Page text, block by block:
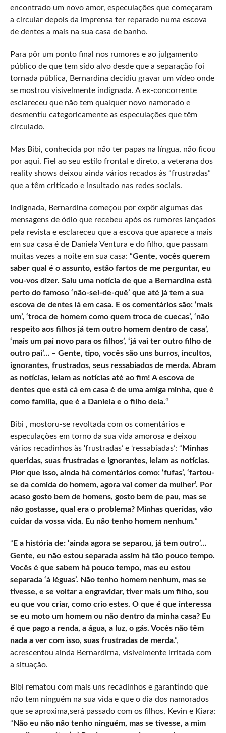
encontrado um novo amor, especulações que começaram
a circular depois da imprensa ter reparado numa escova
de dentes a mais na sua casa de banho.
Para pôr um ponto final nos rumores e ao julgamento
público de que tem sido alvo desde que a separação foi
tornada pública, Bernardina decidiu gravar um vídeo onde
se mostrou visivelmente indignada. A ex-concorrente
esclareceu que não tem qualquer novo namorado e
desmentiu categoricamente as especulações que têm
circulado.
Mas Bibi, conhecida por não ter papas na língua, não ficou
por aqui. Fiel ao seu estilo frontal e direto, a veterana dos
reality shows deixou ainda vários recados às “frustradas”
que a têm criticado e insultado nas redes sociais.
Indignada, Bernardina começou por expôr algumas das
mensagens de ódio que recebeu após os rumores lançados
pela revista e esclareceu que a escova que aparece a mais
em sua casa é de Daniela Ventura e do filho, que passam
muitas vezes a noite em sua casa: “Gente, vocês querem
saber qual é o assunto, estão fartos de me perguntar, eu
vou-vos dizer. Saiu uma notícia de que a Bernardina está
perto do famoso ‘não-sei-de-quê’ que até já tem a sua
escova de dentes lá em casa. E os comentários são: ‘mais
um’, ‘troca de homem como quem troca de cuecas’, ‘não
respeito aos filhos já tem outro homem dentro de casa’,
‘mais um pai novo para os filhos’, ‘já vai ter outro filho de
outro pai’… – Gente, tipo, vocês são uns burros, incultos,
ignorantes, frustrados, seus ressabiados de merda. Abram
as notícias, leiam as notícias até ao fim! A escova de
dentes que está cá em casa é de uma amiga minha, que é
como família, que é a Daniela e o filho dela.“
Bibi , mostoru-se revoltada com os comentários e
especulações em torno da sua vida amorosa e deixou
vários recadinhos às ‘frustradas’ e ‘ressabiadas’: “ Minhas
queridas, suas frustradas e ignorantes, leiam as notícias.
Pior que isso, ainda há comentários como: ‘fufas’, ‘fartou-
se da comida do homem, agora vai comer da mulher’. Por
acaso gosto bem de homens, gosto bem de pau, mas se
não gostasse, qual era o problema? Minhas queridas, vão
cuidar da vossa vida. Eu não tenho homem nenhum.“
“ E a história de: ‘ainda agora se separou, já tem outro’…
Gente, eu não estou separada assim há tão pouco tempo.
Vocês é que sabem há pouco tempo, mas eu estou
separada ‘à léguas’. Não tenho homem nenhum, mas se
tivesse, e se voltar a engravidar, tiver mais um filho, sou
eu que vou criar, como crio estes. O que é que interessa
se eu moto um homem ou não dentro da minha casa? Eu
é que pago a renda, a água, a luz, o gás. Vocês não têm
nada a ver com isso, suas frustradas de merda.”,
acrescentou ainda Bernardirna, visivelmente irritada com
a situação.
Bibi rematou com mais uns recadinhos e garantindo que
não tem ninguém na sua vida e que o dia dos namorados
que se aproxima,será passado com os filhos, Kevin e Kiara:
“ Não eu não não tenho ninguém, mas se tivesse, a mim